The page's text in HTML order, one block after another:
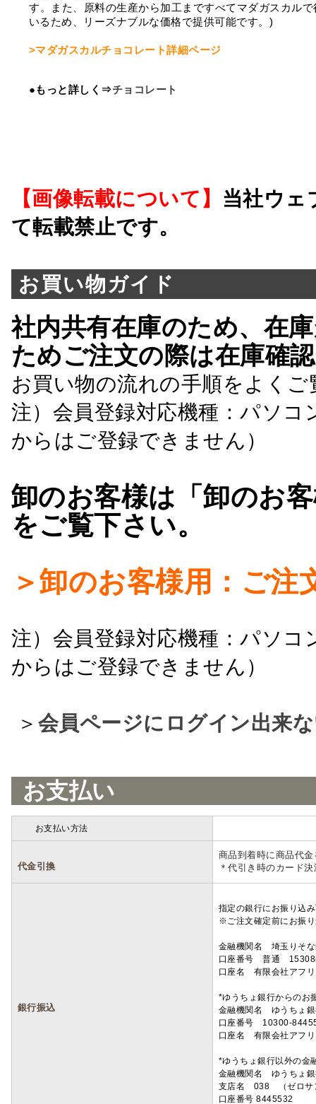
す。また、原料の生産から加工まですべてマダガスカル
いるため、リーズナブルな価格で提供可能です。)
>マダガスカルチョコレート詳細ページ
●もっと詳しく⇒チョコレート
【画像転載について】 当社ウェ
て転載禁止です。
お買い物ガイド
社内共有在庫のため、在
ためご注文の際は在庫確
お買い物の流れの手順をよくご
注）会員登録対応機種：パソ
からはご登録できません）
卸のお客様は「卸のお
をご覧下さい。
＞卸のお客様用：ご注
注）会員登録対応機種：パソ
からはご登録できません）
＞ 会員ページにログイン出来
お支払い
お支払い方法
代金引換
商品到着時に商品代
＊代引き時のカード
銀行振込
指定の銀行にお振り込
※ご注文確定前にお振
金融機関名 埼玉りそ
口座番号 普通
口座名 有限会社アフ
*ゆうちょ銀行からのお
金融機関名 ゆうちょ
口座番号 10300-
口座名 有限会社アフ
*ゆうちょ銀行以外の金
金融機関名 ゆうちょ
支店名 038 （ゼロサ
口座番号 8445532